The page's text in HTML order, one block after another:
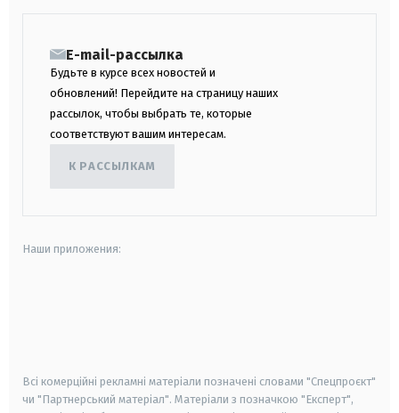
E-mail-рассылка
Будьте в курсе всех новостей и
обновлений! Перейдите на страницу наших
рассылок, чтобы выбрать те, которые
соответствуют вашим интересам.
К РАССЫЛКАМ
Наши приложения:
Всі комерційні рекламні матеріали позначені словами "Спецпроєкт"
чи "Партнерський матеріал". Матеріали з позначкою "Експерт",